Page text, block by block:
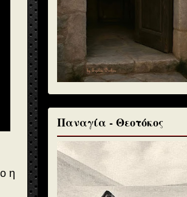
η
Παναγία - Θεοτόκος